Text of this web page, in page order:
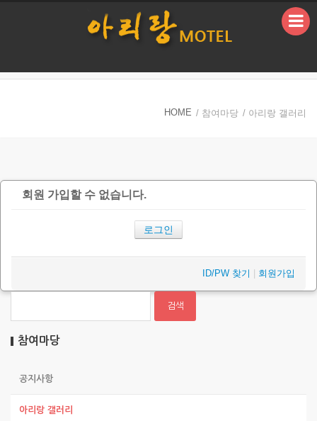
HOME / 참여마당 / 아리랑 갤러리
회원 가입할 수 없습니다.
로그인
ID/PW 찾기 회원가입
참여마당
공지사항
아리랑 갤러리